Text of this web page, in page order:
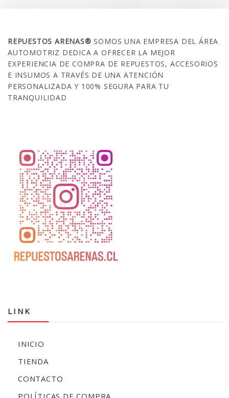
REPUESTOS ARENAS®SOMOS UNA EMPRESA DEL ÁREA
AUTOMOTRIZ DEDICA A OFRECER LA MEJOR
EXPERIENCIA DE COMPRA DE REPUESTOS, ACCESORIOS
E INSUMOS A TRAVÉS DE UNA ATENCIÓN
PERSONALIZADA Y 100% SEGURA PARA TU
TRANQUILIDAD
LINK
INICIO
TIENDA
CONTACTO